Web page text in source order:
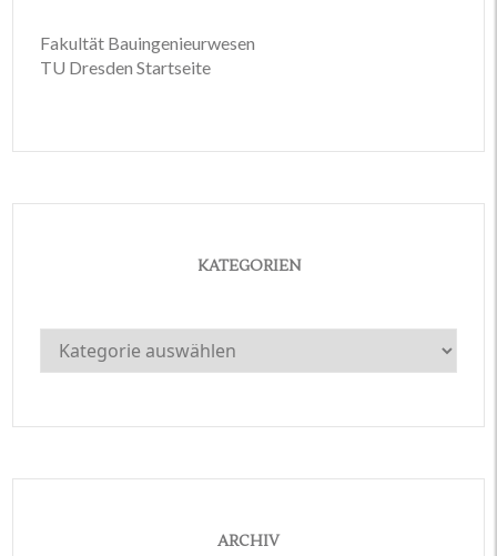
Fakultät Bauingenieurwesen
TU Dresden Startseite
KATEGORIEN
Kategorien
ARCHIV